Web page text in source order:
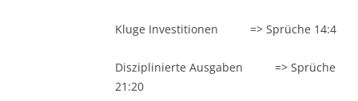
Kluge Investitionen => Sprüche 14:4
Disziplinierte Ausgaben => Sprüche
21:20